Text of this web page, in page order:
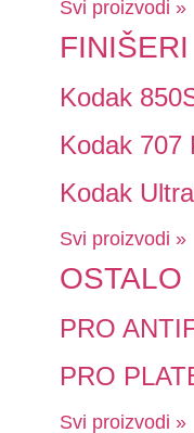
Svi proizvodi »
FINIŠERI
Kodak
Kodak 707
Kodak
Svi proizvodi »
OSTALO
PRO
PRO
Svi proizvodi »